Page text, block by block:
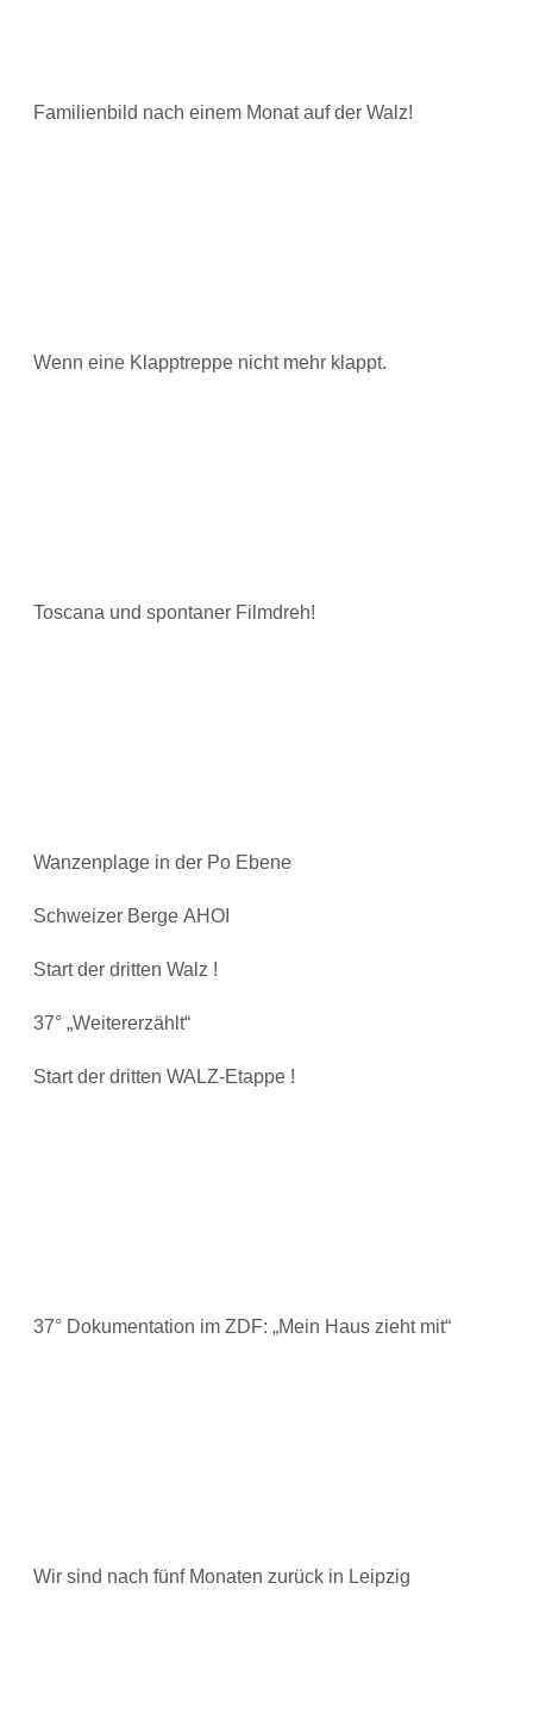
Familienbild nach einem Monat auf der Walz!
Wenn eine Klapptreppe nicht mehr klappt.
Toscana und spontaner Filmdreh!
Wanzenplage in der Po Ebene
Schweizer Berge AHOI
Start der dritten Walz !
37° „Weitererzählt“
Start der dritten WALZ-Etappe !
37° Dokumentation im ZDF: „Mein Haus zieht mit“
Wir sind nach fünf Monaten zurück in Leipzig